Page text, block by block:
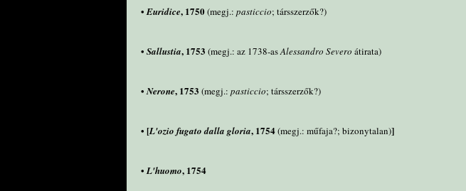
•Euridice, 1750(megj.: pasticcio; társszerzők?)
• Sallustia, 1753 (megj.: az 1738-asAlessandro Severo átirata)
•Nerone, 1753 (megj.: pasticcio; társszerzők?)
• [L'ozio fugato dalla gloria, 1754(megj.: műfaja?; bizonytalan)]
•L'huomo, 1754